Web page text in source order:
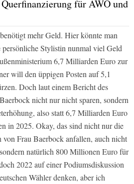
für AWO und
mehr Geld. Hier könnte man
persönliche Stylistin nunmal viel Geld
6,7 Milliarden Euro zur
will den üppigen Posten auf 5,1
Doch laut einem Bericht des
nicht nur nicht sparen, sondern
also statt 6,7 Milliarden Euro
in 2025. Okay, das sind nicht nur die
Frau Baerbock anfallen, auch nicht
natürlich 800 Millionen Euro für
2022 auf einer Podiumsdiskussion
Wähler denken, aber ich